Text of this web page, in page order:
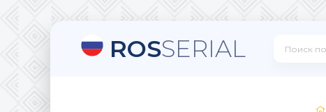
ROSSERIAL